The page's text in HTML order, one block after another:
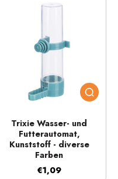
Trixie Wasser- und
Futterautomat,
Kunststoff - diverse
Farben
€1,09